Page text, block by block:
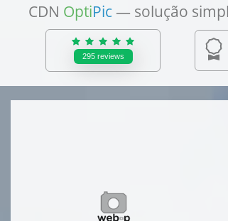
CDN OptiPic — solução
295 reviews